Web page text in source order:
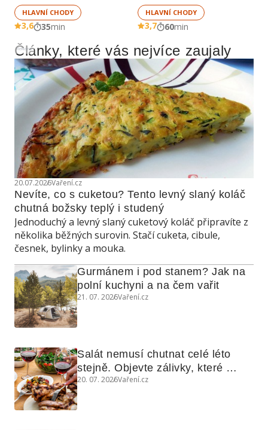
HLAVNÍ CHODY
3,6 35min
HLAVNÍ CHODY
3,7 60min
Reklama
Články, které vás nejvíce zaujaly
20.07.2026Vaření.cz
Nevíte, co s cuketou? Tento levný slaný koláč
chutná božsky teplý i studený
Jednoduchý a levný slaný cuketový koláč připravíte z
několika běžných surovin. Stačí cuketa, cibule,
česnek, bylinky a mouka.
Gurmánem i pod stanem? Jak na
polní kuchyni a na čem vařit
21. 07. 2026Vaření.cz
Salát nemusí chutnat celé léto
stejně. Objevte zálivky, které
využijete i na maso, nudle nebo
20. 07. 2026Vaření.cz